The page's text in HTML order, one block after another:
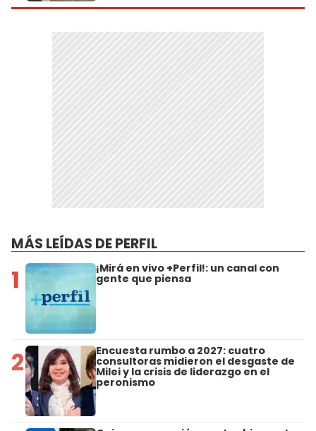
MÁS LEÍDAS DE PERFIL
1 ¡Mirá en vivo +Perfil!: un canal con
gente que piensa
2 Encuesta rumbo a 2027: cuatro
consultoras midieron el desgaste de
Milei y la crisis de liderazgo en el
peronismo